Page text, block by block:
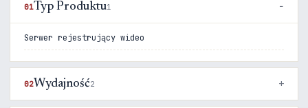
01Typ Produktu1
Serwer rejestrujący wideo
02Wydajność2